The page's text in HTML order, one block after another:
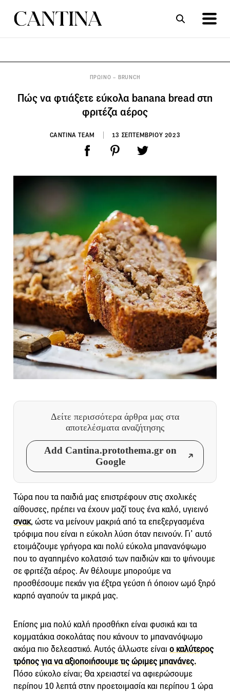
ΠΡΩΙΝΟ – BRUNCH
Πώς να φτιάξετε εύκολα banana bread στη
φριτέζα αέρος
CANTINA TEAM 13 ΣΕΠΤΕΜΒΡΙΟΥ 2023
Δείτε περισσότερα άρθρα μας στα
αποτελέσματα αναζήτησης
Add Cantina.protothema.gr on
Google
Τώρα που τα παιδιά μας επιστρέφουν στις σχολικές
αίθουσες, πρέπει να έχουν μαζί τους ένα καλό, υγιεινό
σνακ, ώστε να μείνουν μακριά από τα επεξεργασμένα
τρόφιμα που είναι η εύκολη λύση όταν πεινούν. Γι’ αυτό
ετοιμάζουμε γρήγορα και πολύ εύκολα μπανανόψωμο
που το αγαπημένο κολατσιό των παιδιών και το ψήνουμε
σε φριτέζα αέρος. Αν θέλουμε μπορούμε να
προσθέσουμε πεκάν για έξτρα γεύση ή όποιον ωμό ξηρό
καρπό αγαπούν τα μικρά μας.
Επίσης μια πολύ καλή προσθήκη είναι φυσικά και τα
κομματάκια σοκολάτας που κάνουν το μπανανόψωμο
ακόμα πιο δελεαστικό. Αυτός άλλωστε είναι ο καλύτερος
τρόπος για να αξιοποιήσουμε τις ώριμες μπανάνες.
Πόσο εύκολο είναι; Θα χρειαστεί να αφιερώσουμε
περίπου 10 λεπτά στην προετοιμασία και περίπου 1 ώρα